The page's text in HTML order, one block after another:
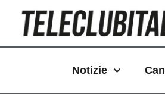
contenuto
Notizie